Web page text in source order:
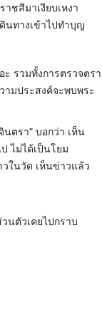
ชสีมาเงียบเหงา
นทางเข้าไปทำบุญ
รวมทั้งการตรวจตรา
ามประสงค์จะพบพระ
ตรา" บอกว่า เห็น
ไม่ได้เป็นโยม
ในวัด เห็นข่าวแล้ว
นตัวเคยไปกราบ